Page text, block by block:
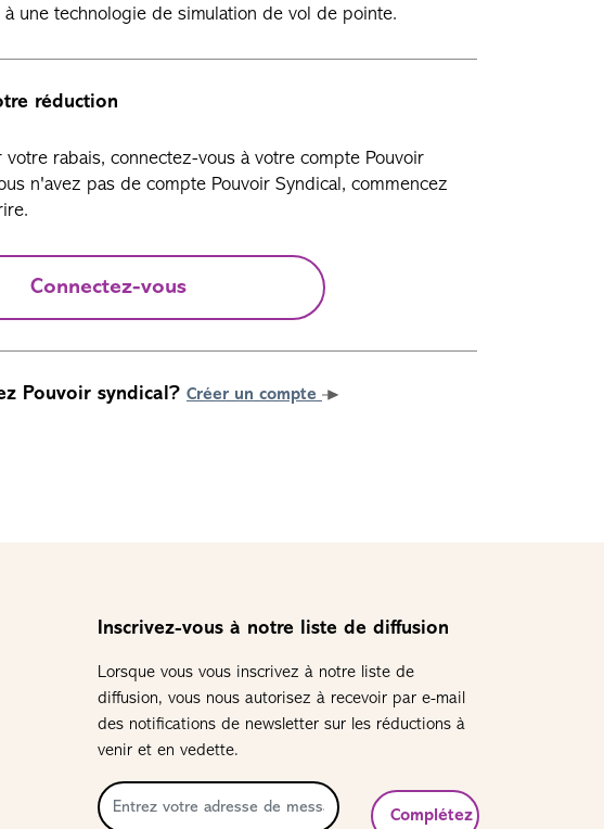
à une technologie de simulation de vol de pointe.
réduction
votre rabais, connectez-vous à votre compte Pouvoir
n'avez pas de compte Pouvoir Syndical, commencez
Connectez-vous
Pouvoir syndical? Créer un compte
Inscrivez-vous à notre liste de diffusion
Lorsque vous vous inscrivez à notre liste de
diffusion, vous nous autorisez à recevoir par e-mail
des notifications de newsletter sur les réductions à
venir et en vedette.
Complétez